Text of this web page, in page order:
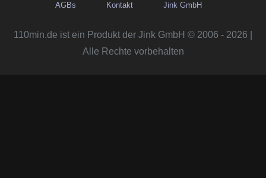
AGBs Kontakt Jink GmbH
110min.de ist ein Produkt der Jink GmbH © 2006 - 2026 |
Alle Rechte vorbehalten